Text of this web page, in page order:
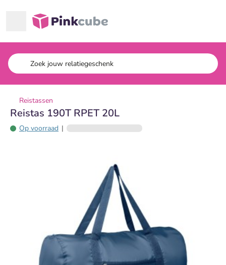
Pinkcube
Reistassen
Reistas 190T RPET 20L
Op voorraad |